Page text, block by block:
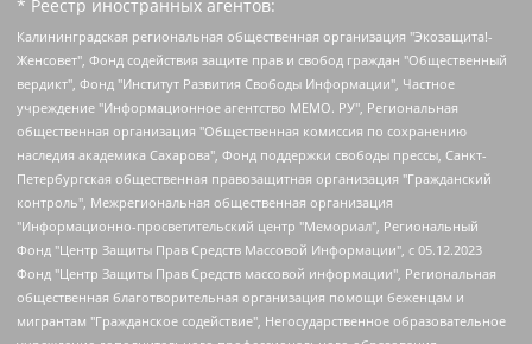
* Реестр иностранных агентов:
Калининградская региональная общественная организация "Экозащита!-Женсовет", Фонд содействия защите прав и свобод граждан "Общественный вердикт", Фонд "Институт Развития Свободы Информации", Частное учреждение "Информационное агентство МЕМО. РУ", Региональная общественная организация "Общественная комиссия по сохранению наследия академика Сахарова", Фонд поддержки свободы прессы, Санкт-Петербургская общественная правозащитная организация "Гражданский контроль", Межрегиональная общественная организация "Информационно-просветительский центр "Мемориал", Региональный Фонд "Центр Защиты Прав Средств Массовой Информации", с 05.12.2023 Фонд "Центр Защиты Прав Средств массовой информации", Региональная общественная благотворительная организация помощи беженцам и мигрантам "Гражданское содействие", Негосударственное образовательное учреждение дополнительного профессионального образования (повышение квалификации) специалистов "АКАДЕМИЯ ПО ПРАВАМ ЧЕЛОВЕКА", Свердловская региональная общественная организация "Сутяжник", Автономная некоммерческая организация "Центр независимых социологических исследований", Союз общественных объединений "Российский исследовательский центр по правам человека", Региональное общественное учреждение научно-информационный центр "МЕМОРИАЛ", Некоммерческая организация "Фонд защиты гласности", Автономная некоммерческая организация "Институт прав человека", Городская общественная организация "Екатеринбургское общество "МЕМОРИАЛ", Городская общественная организация "Рязанское историко-просветительское и правозащитное общество "Мемориал" (Рязанский Мемориал), Челябинский региональный орган общественной самодеятельности – женское общественное объединение "Женщины Евразии", Челябинский региональный орган общественной самодеятельности "Уральская правозащитная группа", Фонд содействия защите здоровья и социальной справедливости имени Андрея Рылькова, Автономная Некоммерческая Организация "Аналитический Центр Юрия Левады", Автономная некоммерческая организация социальной поддержки населения "Проект Апрель", Региональная общественная организация помощи женщинам и детям, находящимся в кризисной ситуации "Информационно-методический центр "Анна", Фонд содействия развитию массовых коммуникаций и правовому просвещению "Так-так-Так", Фонд содействия устойчивому развитию "Серебряная тайга", Свердловский региональный общественный фонд социальных проектов "Новое время", "Idel.Реалии", Кавказ.Реалии, Крым.Реалии, Телеканал Настоящее Время, Татаро-башкирская служба Радио Свобода (Azatliq Radiosi), Радио Свободная Европа/Радио Свобода (PCE/PC), "Сибирь.Реалии", "Фактограф", Благотворительный фонд помощи осужденным и их семьям, Автономная некоммерческая организация "Институт глобализации и социальных движений", Фонд "В защиту прав заключенных", Частное учреждение "Центр поддержки и содействия развитию средств массовой информации", Пензенский региональный общественный благотворительный фонд "Гражданский союз", "Север.Реалии", Некоммерческая организация Фонд "Правовая инициатива", Общество с ограниченной ответственностью "Радио Свободная Европа/Радио Свобода", Чешское информационное агентство "MEDIUM-ORIENT", Красноярская региональная общественная организация "Мы против СПИДа", Камалягин Денис Николаевич, Маркелов Сергей Евгеньевич, Пономарев Лев Александрович, Савицкая Людмила Алексеевна, Автономная некоммерческая организация "Центр по работе с проблемой насилия "НАСИЛИЮ.НЕТ", Межрегиональный профессиональный союз работников здравоохранения "Альянс врачей", Юридическое лицо, зарегистрированное в Латвийской Республике, SIA "Medusa Project" (регистрационный номер 40103797863, дата регистрации 10.06.2014), Некоммерческая организация "Фонд по борьбе с коррупцией", Автономная некоммерческая организация "Институт права и публичной политики", Баданин Роман Сергеевич, Гликин Максим Александрович, Железнова Мария Михайловна, Лукьянова Юлия Сергеевна, Маетная Елизавета Витальевна, Маняхин Петр Борисович, Чуракова Ольга Владимировна, Ярош Юлия Петровна, Юридическое лицо "The Insider SIA", зарегистрированное в Риге, Латвийская Республика (дата регистрации 26.06.2015), являющееся администратором доменного имени интернет-издания "The Insider SIA", https://theins.ru, Постернак Алексей Евгеньевич, Рубин Михаил Аркадьевич, Анин Роман Александрович, Юридическое лицо Istories fonds, зарегистрированное в Латвийской Республике (регистрационный номер 50008295751, дата регистрации 24.02.2020), Великовский Дмитрий Александрович, Долинина Ирина Николаевна, Мароховская Алеся Алексеевна, Шлейнов Роман Юрьевич, Шмагун Олеся Валентиновна, Общество с ограниченной ответственностью "Альтаир 2021", Общество с ограниченной ответственностью "Вега 2021", Общество с ограниченной ответственностью "Главный редактор 2021", Общество с ограниченной ответственностью "Ромашки монолит", Важенков Артем Валерьевич, Ивановская областная общественная организация "Центр гендерных исследований", Гурман Юрий Альбертович, Медиапроект "ОВД-Инфо", Егоров Владимир Владимирович, Жилинский Владимир Александрович, Общество с ограниченной ответственностью "ЗП", Иванова София Юрьевна, Карезина Инна Павловна, Кильтау Екатерина Викторовна, Петров Алексей Викторович, Пискунов Сергей Евгеньевич, Смирнов Сергей Сергеевич, Тихонов Михаил Сергеевич, Общество с ограниченной ответственностью "ЖУРНАЛИСТ-ИНОСТРАННЫЙ АГЕНТ", Арапова Галина Юрьевна, Вольтская Татьяна Анатольевна, Американская компания "Mason G.E.S. Anonymous Foundation" (США), являющаяся владельцем интернет-издания https://mnews.world/, Компания "Stichting Bellingcat", зарегистрированная в Нидерландах (дата регистрации 11.07.2018), Захаров Андрей Вячеславович, Клепиковская Екатерина Дмитриевна, Общество с ограниченной ответственностью "МЕМО", Перл Роман Александрович, Симонов Евгений Алексеевич, Соловьева Елена Анатольевна, Сотников Даниил Владимирович, Сурначева Елизавета Дмитриевна, Автономная некоммерческая организация по защите прав человека и информированию населения "Якутия – Наше Мнение", Общество с ограниченной ответственностью "Москоу диджитал медиа", с 26.01.2023 Общество с ограниченной ответственностью "Чайка Белые сады", Ветошкина Валерия Валерьевна, Заговора Максим Александрович, Межрегиональное общественное движение "Российская ЛГБТ - сеть", Оленичев Максим Владимирович, Павлов Иван Юрьевич, Скворцова Елена Сергеевна, Общество с ограниченной ответственностью "Как бы инагент", Кочетков Игорь Викторович, Общество с ограниченной ответственностью "Честные выборы", Еланчик Олег Александрович, Общество с ограниченной ответственностью "Нобелевский призыв", Гималова Регина Эмилевна, Григорьев Андрей Валерьевич, Григорьева Алина Александровна, Ассоциация по содействию защите прав призывников, альтернативнослужащих и военнослужащих "Правозащитная группа "Гражданин.Армия.Право", Хисамова Регина Фаритовна, Автономная некоммерческая организация по реализации социально-правовых программ "Лилит", Дальневосточное общественное движение "Маяк", Санкт-Петербургская ЛГБТ-инициативная группа "Выход", Инициативная группа ЛГБТ+ "Реверс", Алексеев Андрей Викторович, Бекбулатова Таисия Львовна, Беляев Иван Михайлович, Владыкина Елена Сергеевна, Гельман Марат Александрович, Никульшина Вероника Юрьевна, Толоконникова Надежда Андреевна, Шендерович Виктор Анатольевич, Общество с ограниченной ответственностью "Данное сообщение", Общество с ограниченной ответственностью Издательский дом "Новая глава", Айнбиндер Александра Александровна, Московский комьюнити-центр для ЛГБТ+инициатив, Благотворительный фонд развития филантропии, Deutsche Welle (Германия, Kurt-Schumacher-Strasse 3, 53113 Bonn), Борзунова Мария Михайловна, Воробьев Виктор Викторович, Голубева Анна Львовна, Константинова Алла Михайловна, Малкова Ирина Владимировна, Мурадов Мурад Абдулгалимович, Осетинская Елизавета Николаевна, Понасенков Евгений Николаевич, Ганапольский Матвей Юрьевич, Киселев Евгений Алексеевич, Борухович Ирина Григорьевна, Дремин Иван Тимофеевич, Дубровский Дмитрий Викторович, Красноярская региональная общественная организация поддержки и развития альтернативных образовательных технологий и межкультурных коммуникаций "ИНТЕРРА", Маяковская Екатерина Алексеевна, Фейгин Марк Захарович, Филимонов Андрей Викторович, Дзугкоева Регина Николаевна, Доброхотов Роман Александрович, Дудь Юрий Александрович, Елкин Сергей Владимирович, Кругликов Кирилл Игоревич, Сабунаева Мария Леонидовна, Семенов Алексей Владимирович, Шаинян Карен Багратович, Шульман Екатерина Михайловна, Асафьев Артур Валерьевич, Вахштайн Виктор Семенович, Венедиктов Алексей Алексеевич, Лушникова Екатерина Евгеньевна, Волков Леонид Михайлович, Невзоров Александр Глебович, Пархоменко Сергей Борисович, Сироткин Ярослав Николаевич, Кара-Мурза Владимир Владимирович, Баранова Наталья Владимировна, Гозман Леонид Яковлевич, Кагарлицкий Борис Юльевич, Климарев Михаил Валерьевич, Милов Владимир Станиславович, Автономная некоммерческая организация Краснодарский центр современного искусства "Типография", Моргенштерн Алишер Тагирович, Соболь Любовь Эдуардовна, Общество с ограниченной ответственностью "ЛИЗА НОРМ", Каспаров Гарри Кимович, Ходорковский Михаил Борисович, Общество с ограниченной ответственностью "Апрельские тезисы", Данилович Ирина Брониславовна, Кашин Олег Владимирович, Петров Николай Владимирович, Пивоваров Алексей Владимирович, Соколов Михаил Владимирович, Цветкова Юлия Владимировна, Чичваркин Евгений Александрович, Комитет против пыток/Команда против пыток, Общество с ограниченной ответственностью "Первый научный", Общество с ограниченной ответственностью "Вертолет и ко", Белоцерковская Вероника Борисовна, Кац Максим Евгеньевич, Лазарева Татьяна Юрьевна, Шаведдинов Руслан Табризович, Яшин Илья Валерьевич, Общество с ограниченной ответственностью "Иноагент ААВ", Алешковский Дмитрий Петрович, Альбац Евгения Марковна, Быков Дмитрий Львович, Галямина Юлия Евгеньевна, Лойко Сергей Леонидович, Мартынов Кирилл Константинович, Медведев Сергей Александрович, Крашенинников Федор Геннадиевич, Гордеева Катерина Вл